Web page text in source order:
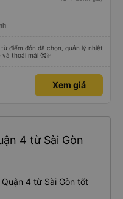
điểm đón đã chọn, quản lý nhiệt
thoải mái 🥰✨
Xem giá
4 từ Sài Gòn
4 từ Sài Gòn tốt